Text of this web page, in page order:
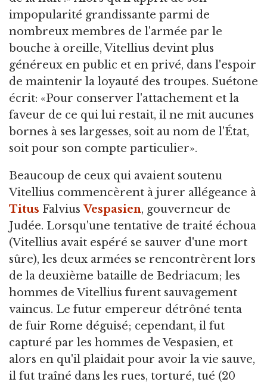
impopularité grandissante parmi de
nombreux membres de l'armée par le
bouche à oreille, Vitellius devint plus
généreux en public et en privé, dans l'espoir
de maintenir la loyauté des troupes. Suétone
écrit: «Pour conserver l'attachement et la
faveur de ce qui lui restait, il ne mit aucunes
bornes à ses largesses, soit au nom de l'État,
soit pour son compte particulier».
Beaucoup de ceux qui avaient soutenu
Vitellius commencèrent à jurer allégeance à
Titus FalviusVespasien, gouverneur de
Judée. Lorsqu'une tentative de traité échoua
(Vitellius avait espéré se sauver d'une mort
sûre), les deux armées se rencontrèrent lors
de la deuxième bataille de Bedriacum; les
hommes de Vitellius furent sauvagement
vaincus. Le futur empereur détrôné tenta
de fuir Rome déguisé; cependant, il fut
capturé par les hommes de Vespasien, et
alors en qu'il plaidait pour avoir la vie sauve,
il fut traîné dans les rues, torturé, tué (20